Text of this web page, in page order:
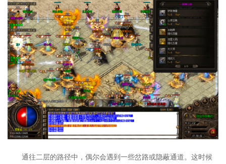
通往二层的路径中，偶尔会遇到一些岔路或隐蔽通道。这时候